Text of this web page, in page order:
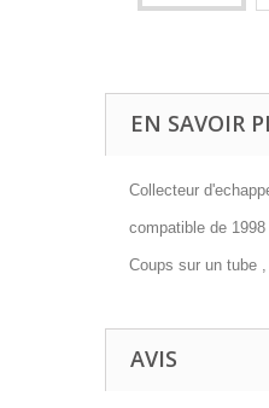
EN SAVOIR
Collecteur
compatible de
Coups sur un tube
AVIS